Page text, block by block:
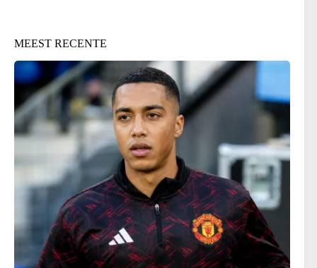
MEEST RECENTE